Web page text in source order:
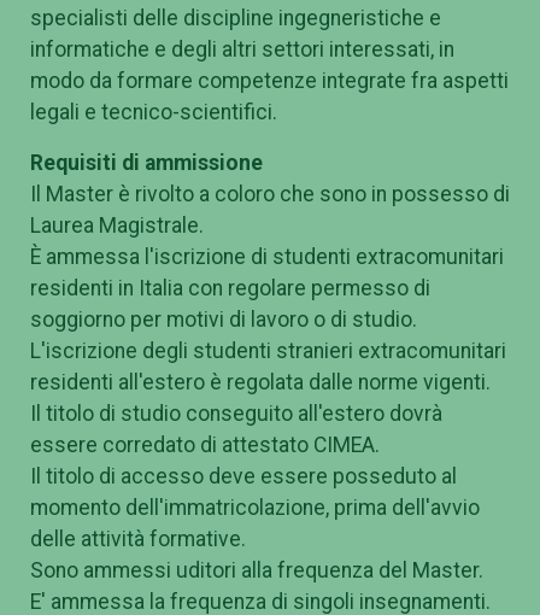
specialisti delle discipline ingegneristiche e
informatiche e degli altri settori interessati, in
modo da formare competenze integrate fra aspetti
legali e tecnico-scientifici.
Requisiti di ammissione
Il Master è rivolto a coloro che sono in possesso di
Laurea Magistrale.
È ammessa l'iscrizione di studenti extracomunitari
residenti in Italia con regolare permesso di
soggiorno per motivi di lavoro o di studio.
L'iscrizione degli studenti stranieri extracomunitari
residenti all'estero è regolata dalle norme vigenti.
Il titolo di studio conseguito all'estero dovrà
essere corredato di attestato CIMEA.
Il titolo di accesso deve essere posseduto al
momento dell'immatricolazione, prima dell'avvio
delle attività formative.
Sono ammessi uditori alla frequenza del Master.
E' ammessa la frequenza di singoli insegnamenti.